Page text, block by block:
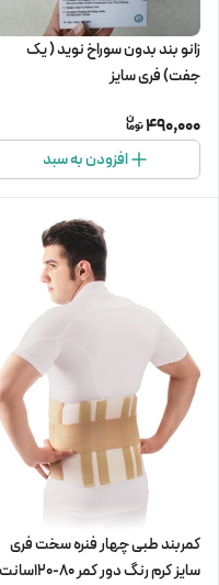
زانو بند بدون سوراخ نوید ( یک
جفت) فری سایز
490,000
افزودن به سبد
کمربند طبی چهار فنره سخت فری
سایز کرم رنگ دور کمر 80-120سانت